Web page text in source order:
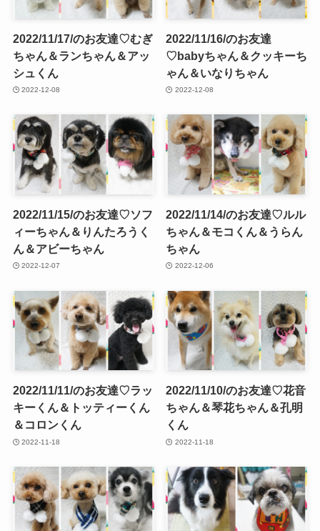
2022/11/17/のお友達♡むぎ
ちゃん＆ランちゃん＆アッ
シュくん
2022-12-08
2022/11/16/のお友達
♡babyちゃん＆クッキーち
ゃん＆いなりちゃん
2022-12-08
2022/11/15/のお友達♡ソフ
ィーちゃん＆りんたろうく
ん＆アビーちゃん
2022-12-07
2022/11/14/のお友達♡ルル
ちゃん＆モコくん＆うらん
ちゃん
2022-12-06
2022/11/11/のお友達♡ラッ
キーくん＆トッティーくん
＆コロンくん
2022-11-18
2022/11/10/のお友達♡花音
ちゃん＆琴花ちゃん＆孔明
くん
2022-11-18